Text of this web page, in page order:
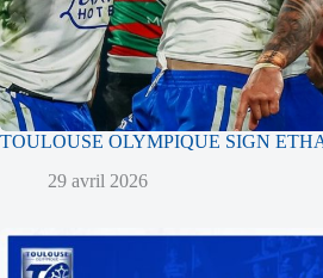
TOULOUSE OLYMPIQUE SIGN
29 avril 2026